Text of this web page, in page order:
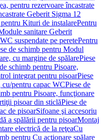
pentru rezervoare încastrate
Geberit Sigma 12
Kituri de instalarePentru
sanitare Geberit
suspendate pe peretePentru
de schimb pentru Modul
cu margine de spălarePiese
schimb pentru Pisoare,
integrat pentru pisoarPiese
cu/pentru capac WCPiese de
pentru Pisoare, funcţionare
pisoar din sticlăPiese de
de pisoarSifoane şi accesoriu
a spălării pentru pisoarMontaj
electrică de la reţeaCu
pentru Cu acţionare spălare